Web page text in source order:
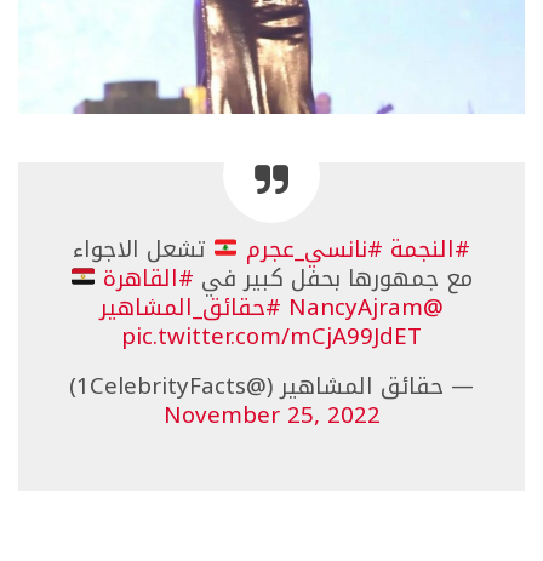
#النجمة #نانسي_عجرم تشعل الاجواء
مع جمهورها بحفل كبير في #القاهرة
@NancyAjram #حقائق_المشاهير
pic.twitter.com/mCjA99JdET
— حقائق المشاهير (@1CelebrityFacts)
November 25, 2022